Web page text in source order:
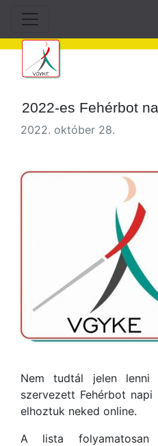
2022-es Fehérbot
2022. október 28.
Nem tudtál jelen
szervezett Fehérbot napi
elhoztuk neked online.
A lista